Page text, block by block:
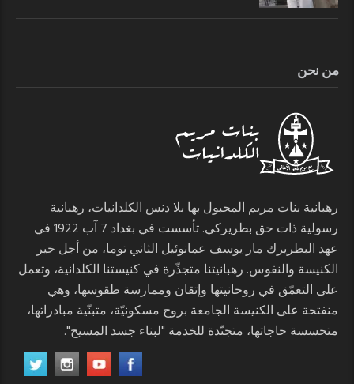
من نحن
رهبانية بنات مريم المحبول بها بلا دنس الكلدانيات، رهبانية
رسولية ذات حق بطريركي. تأسست في بغداد 7 آب 1922 في
عهد البطريرك مار يوسف عمانوئيل الثاني توما، من أجل خير
الكنيسة والنفوس. رهبانيتنا متجذّرة في كنيستنا الكلدانية، وتعمل
على التعمّق في روحانيتها وإتقان وممارسة طقوسها، وهي
منفتحة على الكنيسة الجامعة بروح مسكونيّة، متبنّية مبادراتها،
متحسسة حاجاتها، متجنّدة للخدمة "لبناء جسد المسيح".